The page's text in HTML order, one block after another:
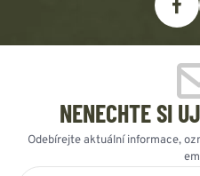
NENECHTE SI
Odebírejte aktuální informace,